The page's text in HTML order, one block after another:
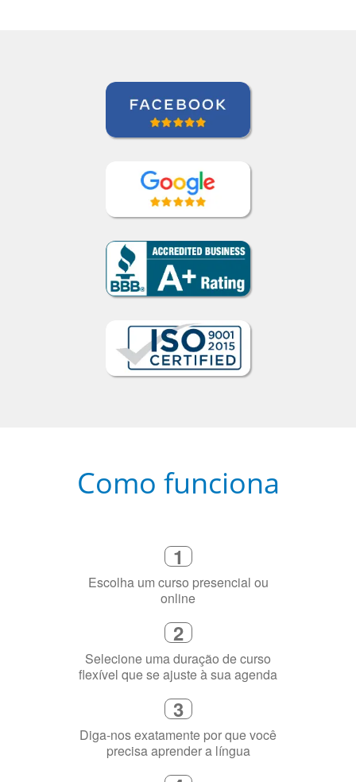
Como funciona
Escolha um curso presencial ou
online
Selecione uma duração de curso
flexível que se ajuste à sua agenda
Diga-nos exatamente por que você
precisa aprender a língua